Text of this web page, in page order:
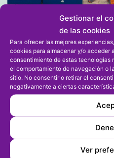
Gestionar el
de las cookies
Para ofrecer las mejores
cookies para almacenar y/o acceder
consentimiento de estas tecnologías
el comportamiento de navegación o
sitio. No consentir o retirar el
negativamente a ciertas
Ver